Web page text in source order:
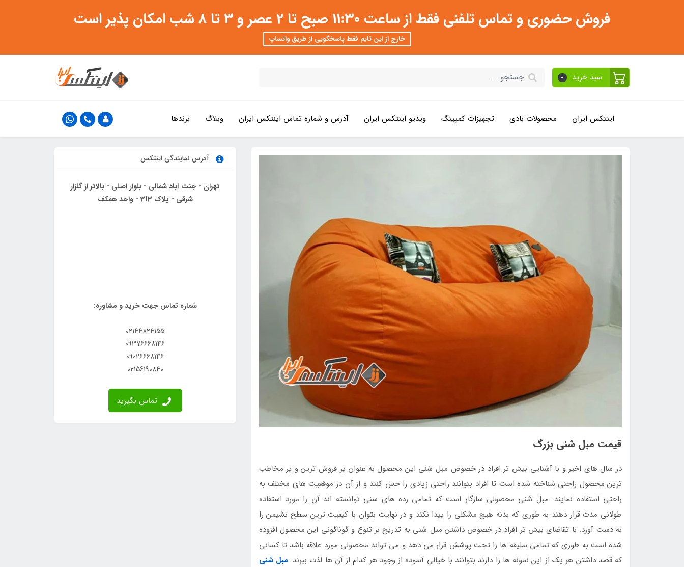
فروش حضوری و تماس تلفنی فقط از ساعت 11:30 صبح تا 2 عصر و 3 تا 8 شب امکان پذیر است
خارج از این تایم فقط پاسخگویی از طریق واتساپ
سبد خرید 0
اینتکس ایران محصولات بادی تجهیزات کمپینگ ویدیو اینتکس ایران آدرس و شماره تماس اینتکس ایران وبلاگ برندها
قیمت مبل شنی بزرگ
در سال های اخیر و با آشنایی بیش تر افراد در خصوص مبل شنی این محصول به عنوان پر فروش ترین و پر مخاطب
ترین محصول راحتی شناخته شده است تا افراد بتوانند راحتی زیادی را حس کنند و از آن در موقعیت های مختلف به
راحتی استفاده نمایند. مبل شنی محصولی سازگار است که تمامی رده های سنی توانسته اند آن را مورد استفاده
طولانی مدت قرار دهند به طوری که بدنه هیچ مشکلی را پیدا نکند و در نهایت بتوان با کیفیت ترین سطح نشیمن را
به دست آورد. با تقاضای بیش تر افراد در خصوص داشتن مبل شنی به تدریج بر تنوع و گوناگونی این محصول افزوده
شده است به طوری که تمامی سلیقه ها را تحت پوشش قرار می دهد و می تواند محصولی مورد علاقه باشد تا کسانی
که قصد داشتن هر یک از این نمونه ها را دارند بتوانند با خیالی آسوده از وجود هر کدام از آن ها لذت ببرند.مبل شنی
آدرس نمایندگی اینتکس
تهران - جنت آباد شمالی - بلوار اصلی - بالاتر از گلزار
شرقی - پلاک 313 - واحد همکف
شماره تماس جهت خرید و مشاوره:
02144824155
09376668146
09026668146
02156190840
تماس بگیرید